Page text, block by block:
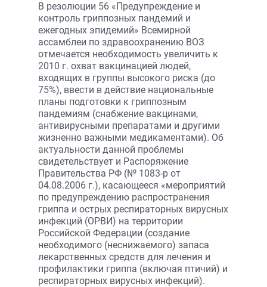
В резолюции 56 «Предупреж­дение и
контроль гриппозных пандемий и
ежегодных эпидемий» Всемирной
ассамблеи по здравоохранению ВОЗ
отмечается необходимость увеличить к
2010 г. охват вакцинацией людей,
входящих в группы высокого риска (до
75%), ввести в дейст­вие национальные
планы подготовки к гриппозным
пандемиям (снабжение вакцинами,
антивирусными препаратами и другими
жизненно важными медикаментами). Об
актуальности данной проблемы
свидетельствует и Распоряжение
Правительства РФ (№ 1083-р от
04.08.2006 г.), касающееся «мероприятий
по предупреждению распространения
гриппа и острых респираторных вирусных
инфекций (ОРВИ) на территории
Российской Федерации (создание
необходимого (неснижаемого) запаса
лекарст­венных средств для лечения и
профилактики гриппа (включая птичий) и
респираторных вирусных инфекций).